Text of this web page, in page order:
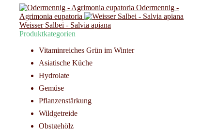
Odermennig -
Agrimonia eupatoria
Weisser Salbei - Salvia apiana
Produktkategorien
Vitaminreiches Grün im Winter
Asiatische Küche
Hydrolate
Gemüse
Pflanzenstärkung
Wildgetreide
Obstgehölz